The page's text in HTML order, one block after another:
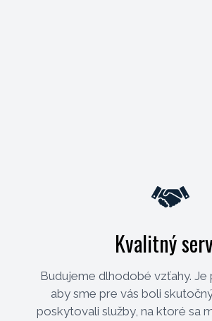
Kvalitný
Budujeme dlhodobé vzťahy. Je
aby sme pre vás boli
poskytovali služby, na ktoré sa